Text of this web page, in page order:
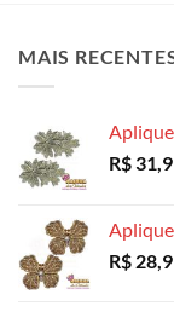
podem
na
página
MAIS
R$
R$